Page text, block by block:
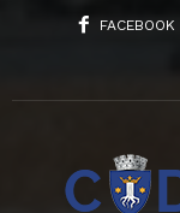
FACEBOOK